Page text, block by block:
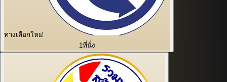
ทางเลือกใหม่
1ที่นั่ง